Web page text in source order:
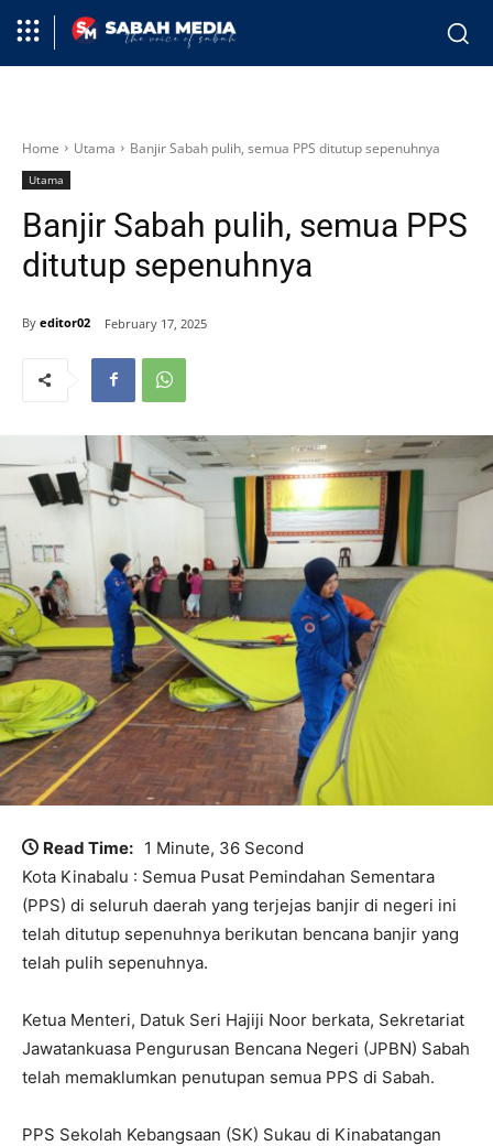
Home Utama Banjir Sabah pulih, semua PPS ditutup sepenuhnya
Utama
Banjir Sabah pulih, semua PPS
ditutup sepenuhnya
By editor02 February 17, 2025
Read Time: 1 Minute, 36 Second
Kota Kinabalu : Semua Pusat Pemindahan Sementara
(PPS) di seluruh daerah yang terjejas banjir di negeri ini
telah ditutup sepenuhnya berikutan bencana banjir yang
telah pulih sepenuhnya.
Ketua Menteri, Datuk Seri Hajiji Noor berkata, Sekretariat
Jawatankuasa Pengurusan Bencana Negeri (JPBN) Sabah
telah memaklumkan penutupan semua PPS di Sabah.
PPS Sekolah Kebangsaan (SK) Sukau di Kinabatangan